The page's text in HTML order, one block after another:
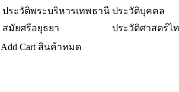
ประวัติพระบริหารเทพธานี ประวัติบุคคล
สมัยศรีอยุธยา
ประวัติศาสตร์ไ
Add Cart สินค้าหมด